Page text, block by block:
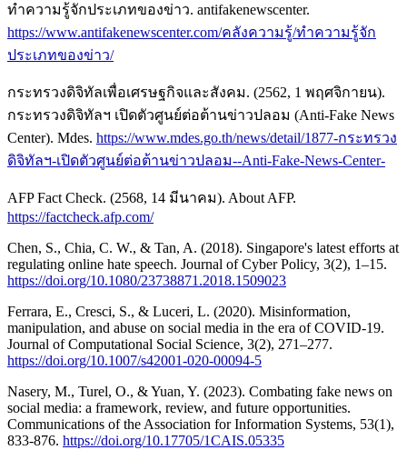
ทำความรู้จักประเภทของข่าว. antifakenewscenter.
https://www.antifakenewscenter.com/คลังความรู้/ทำความรู้จัก
ประเภทของข่าว/
กระทรวงดิจิทัลเพื่อเศรษฐกิจและสังคม. (2562, 1 พฤศจิกายน).
กระทรวงดิจิทัลฯ เปิดตัวศูนย์ต่อต้านข่าวปลอม (Anti-Fake News
Center). Mdes. https://www.mdes.go.th/news/detail/1877-กระทรวง
ดิจิทัลฯ-เปิดตัวศูนย์ต่อต้านข่าวปลอม--Anti-Fake-News-Center-
AFP Fact Check. (2568, 14 มีนาคม). About AFP.
https://factcheck.afp.com/
Chen, S., Chia, C. W., & Tan, A. (2018). Singapore's latest efforts at
regulating online hate speech. Journal of Cyber Policy, 3(2), 1–15.
https://doi.org/10.1080/23738871.2018.1509023
Ferrara, E., Cresci, S., & Luceri, L. (2020). Misinformation,
manipulation, and abuse on social media in the era of COVID-19.
Journal of Computational Social Science, 3(2), 271–277.
https://doi.org/10.1007/s42001-020-00094-5
Nasery, M., Turel, O., & Yuan, Y. (2023). Combating fake news on
social media: a framework, review, and future opportunities.
Communications of the Association for Information Systems, 53(1),
833-876. https://doi.org/10.17705/1CAIS.05335